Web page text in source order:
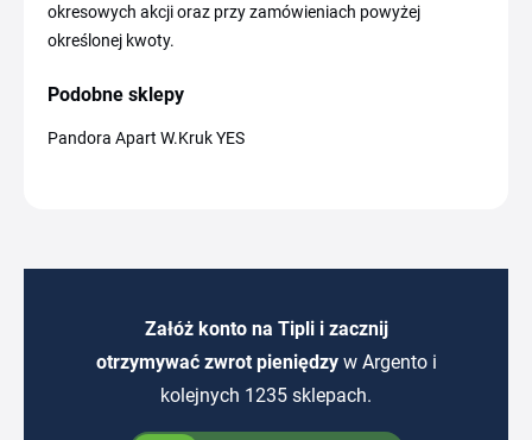
okresowych akcji oraz przy zamówieniach powyżej
określonej kwoty.
Podobne sklepy
Pandora Apart W.Kruk YES
Załóż konto na Tipli i zacznij
otrzymywać zwrot pieniędzy w Argento i
kolejnych 1235 sklepach.